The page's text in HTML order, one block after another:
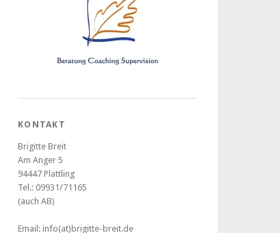
KONTAKT
Brigitte Breit
Am Anger 5
94447 Plattling
Tel.: 09931/71165
(auch AB)
Email: info(at)brigitte-breit.de